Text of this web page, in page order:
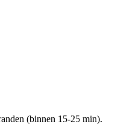
(binnen 15-25 min).